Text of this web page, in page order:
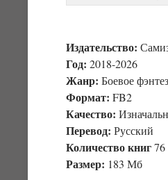
Издательство:
Год: 2018-2026
Жанр: Боевое
Формат: FB2
Качество:
Перевод: Русский
Количество книг76
Размер: 183 Мб